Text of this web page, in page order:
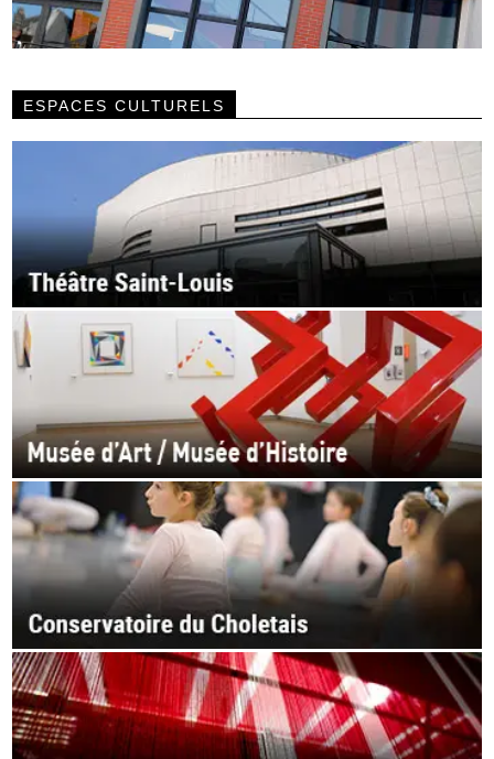
ESPACES CULTURELS